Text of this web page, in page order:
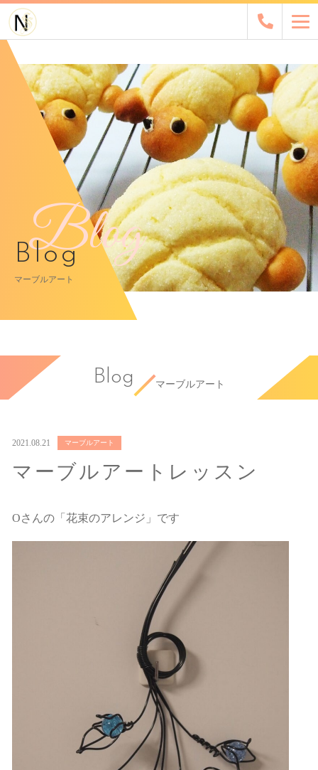
Blog
Blog
マーブルアート
Blog マーブルアート
2021.08.21 マーブルアート
マーブルアートレッスン
Oさんの「花束のアレンジ」です